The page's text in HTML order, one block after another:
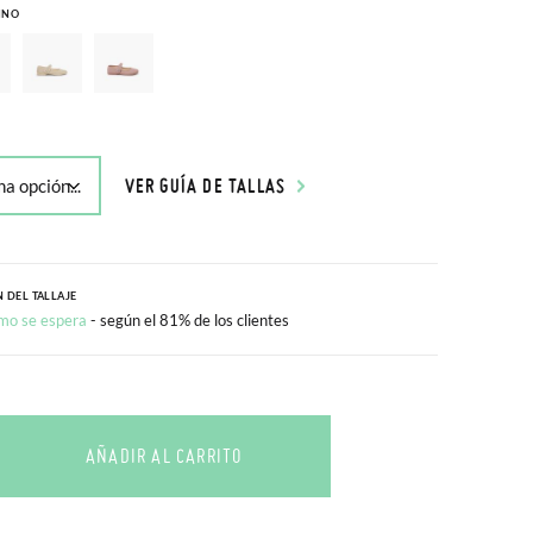
VER GUÍA DE TALLAS
DEL TALLAJE
se espera - según el 81% de los clientes
AÑADIR AL CARRITO